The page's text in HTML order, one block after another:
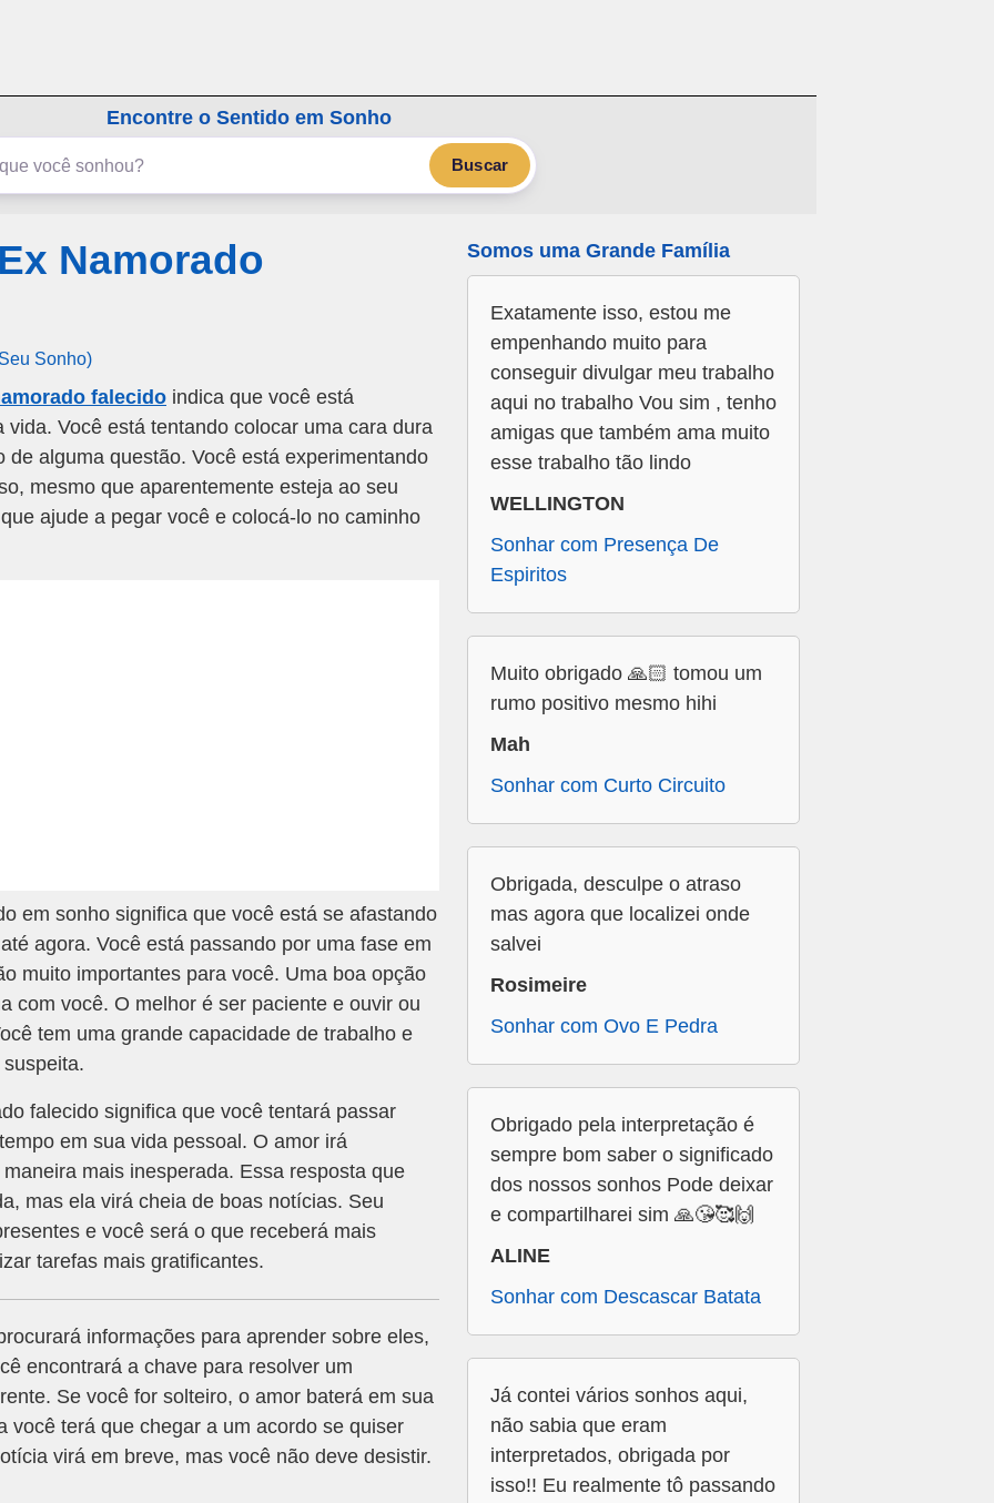
Encontre o Sentido em Sonho
Buscar
Namorado
Sonho)
falecido indica que você está
Você está tentando colocar uma cara dura
de alguma questão. Você está experimentando
mesmo que aparentemente esteja ao seu
ajude a pegar você e colocá-lo no caminho
em sonho significa que você está se afastando
agora. Você está passando por uma fase em
muito importantes para você. Uma boa opção
com você. O melhor é ser paciente e ouvir ou
tem uma grande capacidade de trabalho e
falecido significa que você tentará passar
em sua vida pessoal. O amor irá
mais inesperada. Essa resposta que
mas ela virá cheia de boas notícias. Seu
e você será o que receberá mais
tarefas mais gratificantes.
informações para aprender sobre eles,
encontrará a chave para resolver um
Se você for solteiro, o amor baterá em sua
você terá que chegar a um acordo se quiser
virá em breve, mas você não deve desistir.
Somos uma Grande Família
Exatamente isso, estou me
empenhando muito para
conseguir divulgar meu trabalho
aqui no trabalho Vou sim , tenho
amigas que também ama muito
esse trabalho tão lindo
WELLINGTON
Sonhar com Presença De
Espiritos
Muito obrigado 🙏🏻 tomou um
rumo positivo mesmo hihi
Mah
Sonhar com Curto Circuito
Obrigada, desculpe o atraso
mas agora que localizei onde
salvei
Rosimeire
Sonhar com Ovo E Pedra
Obrigado pela interpretação é
sempre bom saber o significado
dos nossos sonhos Pode deixar
e compartilharei sim 🙏😘🥰🙌
ALINE
Sonhar com Descascar Batata
Já contei vários sonhos aqui,
não sabia que eram
interpretados, obrigada por
isso!! Eu realmente tô passando